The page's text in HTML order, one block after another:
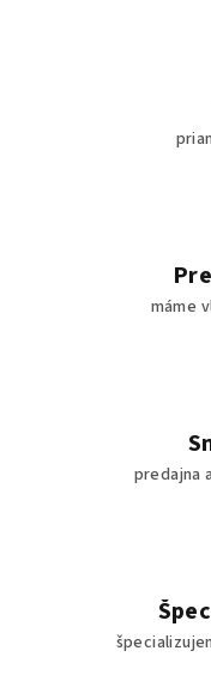
máme
predajna